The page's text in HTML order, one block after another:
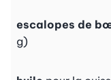
escalopes de
g)